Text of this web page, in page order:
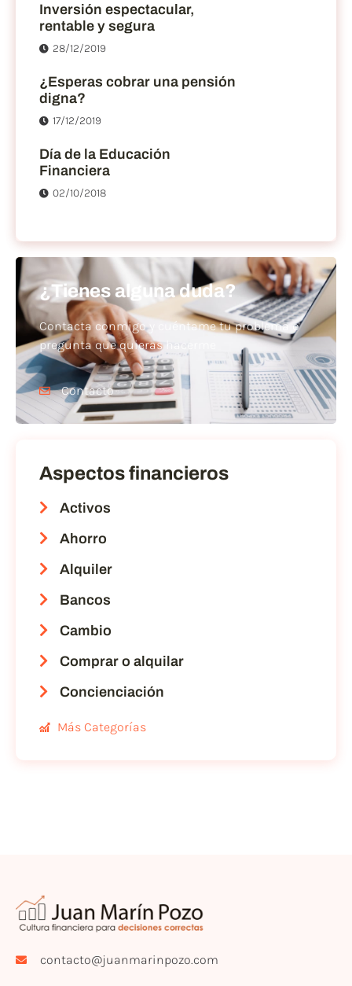
Inversión espectacular,
rentable y segura
28/12/2019
¿Esperas cobrar una pensión
digna?
17/12/2019
Día de la Educación
Financiera
02/10/2018
¿Tienes alguna duda?
Contacta conmigo y cuéntame tu problema o
pregunta que quieras hacerme
Contacto
Aspectos financieros
Activos
Ahorro
Alquiler
Bancos
Cambio
Comprar o alquilar
Concienciación
Más Categorías
contacto@juanmarinpozo.com